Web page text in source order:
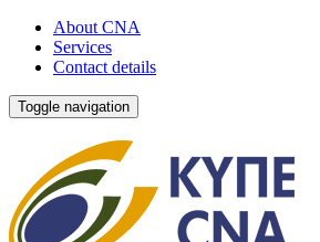
About CNA
Services
Contact details
Toggle navigation